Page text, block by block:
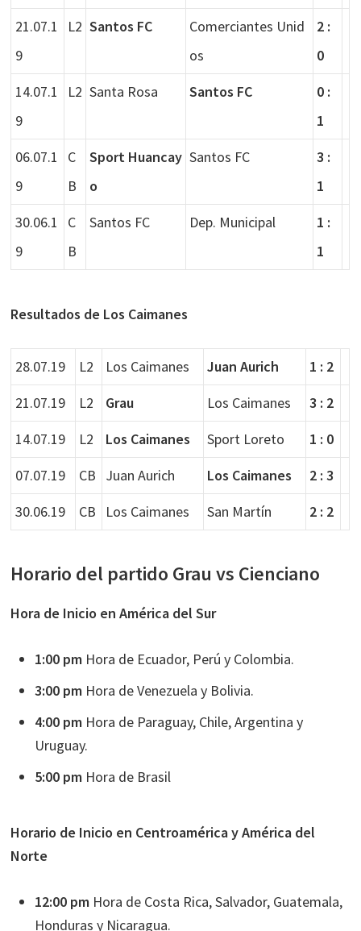
21.07.1
9
L2 Santos FC
Comerciantes Unid
os
2 :
0
14.07.1
9
L2 Santa Rosa Santos FC
0 :
1
06.07.1
9
C
B
Sport Huancay
o
Santos FC
3 :
1
30.06.1
9
C
B
Santos FC Dep. Municipal
1 :
1
Resultados de Los Caimanes
28.07.19 L2 Los Caimanes Juan Aurich
1 : 2
21.07.19
L2 Grau Los Caimanes
3 : 2
14.07.19
L2 Los Caimanes Sport Loreto
1 : 0
07.07.19
CB Juan Aurich Los Caimanes
2 : 3
30.06.19
CB Los Caimanes San Martín 2 : 2
Horario del partido Grau vs Cienciano
Hora de Inicio en América del Sur
1:00 pm Hora de Ecuador, Perú y Colombia.
3:00 pm Hora de Venezuela y Bolivia.
4:00 pm Hora de Paraguay, Chile, Argentina y
Uruguay.
5:00 pm Hora de Brasil
Horario de Inicio en Centroamérica y América del
Norte
12:00 pm Hora de Costa Rica, Salvador, Guatemala,
Honduras y Nicaragua.